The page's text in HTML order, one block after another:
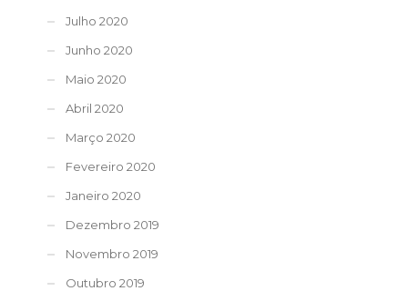
Julho 2020
Junho 2020
Maio 2020
Abril 2020
Março 2020
Fevereiro 2020
Janeiro 2020
Dezembro 2019
Novembro 2019
Outubro 2019